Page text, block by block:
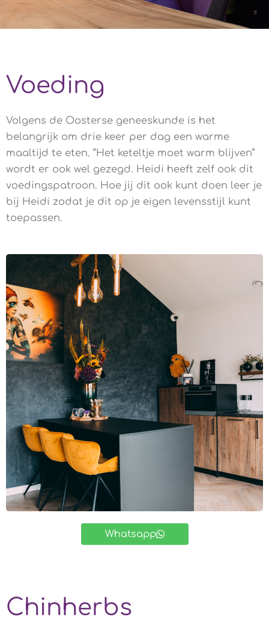
Voeding
Volgens de Oosterse geneeskunde is het
belangrijk om drie keer per dag een warme
maaltijd te eten. “Het keteltje moet warm blijven”
wordt er ook wel gezegd. Heidi heeft zelf ook dit
voedingspatroon. Hoe jij dit ook kunt doen leer je
bij Heidi zodat je dit op je eigen levensstijl kunt
toepassen.
Whatsapp
Chinherbs